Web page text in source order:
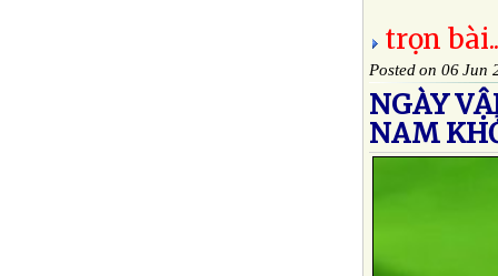
trọn
Posted on 06 Jun
NGÀY
NAM